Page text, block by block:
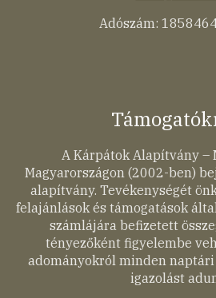
Adószám:
A Kárpátok Alapítvány –
Magyarországon (2002-ben)
alapítvány. Tevékenységét
felajánlások és támogatások
számlájára befizetett
tényezőként figyelembe
adományokról minden
igazolást